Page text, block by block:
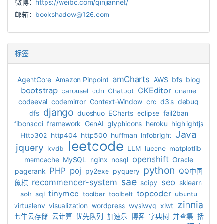
微博： https://weibo.com/qinjiannet/
邮箱： bookshadow@126.com
标签
AgentCore Amazon Pinpoint amCharts AWS bfs blog
bootstrap carousel cdn Chatbot CKEditor cname
codeeval codemirror Context-Window crc d3js debug
dfs django duoshuo ECharts eclipse fail2ban
fibonacci framework GenAI glyphicons heroku highlightjs
Http302 http404 http500 huffman infobright Java
jquery kvdb leetcode LLM lucene matplotlib
memcache MySQL nginx nosql openshift Oracle
pagerank PHP poj py2exe pyquery python QQ中国
象棋 recommender-system sae scipy seo sklearn
solr sql tinymce toolbar toolbelt topcoder ubuntu
virtualenv visualization wordpress wysiwyg xlwt zinnia
七牛云存储 云计算 优先队列 加速乐 博客 字典树 并查集 括